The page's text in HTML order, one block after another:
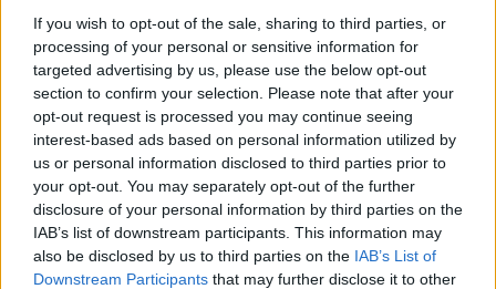
If you wish to opt-out of the sale, sharing to third parties, or
processing of your personal or sensitive information for
targeted advertising by us, please use the below opt-out
section to confirm your selection. Please note that after your
opt-out request is processed you may continue seeing
interest-based ads based on personal information utilized by
us or personal information disclosed to third parties prior to
your opt-out. You may separately opt-out of the further
disclosure of your personal information by third parties on the
IAB’s list of downstream participants. This information may
also be disclosed by us to third parties on the IAB’s List of
Downstream Participants that may further disclose it to other
Decemberben két estére a Pelikán Fészekbe költözik
a Túlóra című monodráma.
Francia évad az Operaházban
2019. december 08.
Többek között Székely Kriszta, Hegymegi Máté,
Polgár Csaba, Szabó Máté és Dömötör András fog
rendezni.